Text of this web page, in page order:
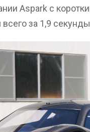
Aspark с
за 1,9